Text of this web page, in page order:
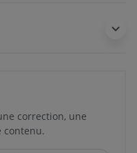
correction, une
contenu.